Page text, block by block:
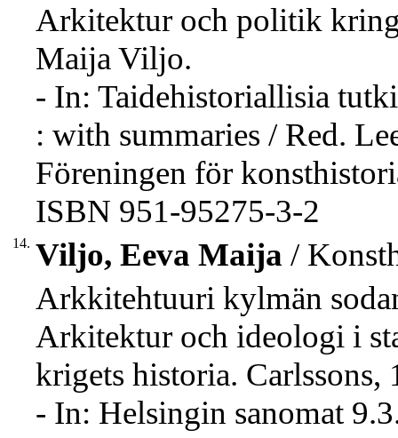
Arkitektur och politik
Maija Viljo.
- In: Taidehistoriallisia
: with summaries / Red.
Föreningen för
ISBN 951-95275-3-2
14. Viljo, Eeva Maija /
Arkkitehtuuri kylmän
Arkitektur och ideologi i
krigets historia.
- In: Helsingin sanomat